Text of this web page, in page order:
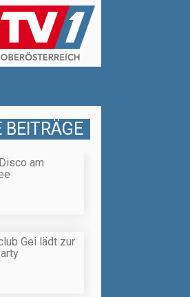
am
Gei lädt zur